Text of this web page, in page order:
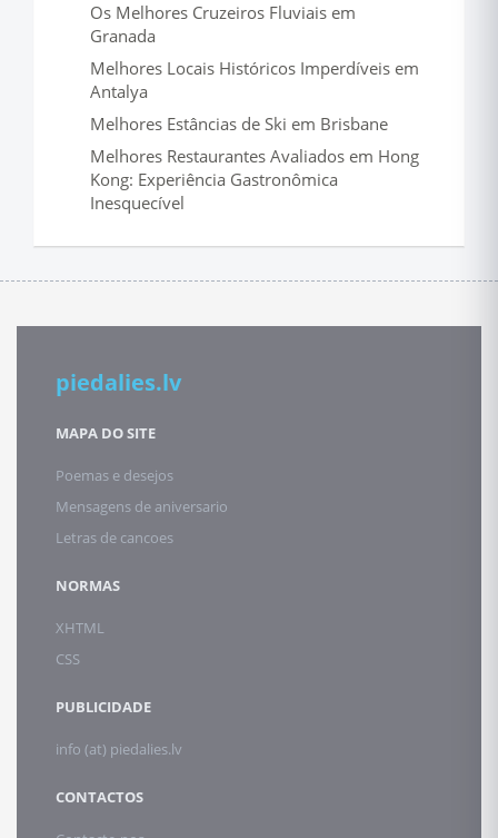
Os Melhores Cruzeiros Fluviais em
Granada
Melhores Locais Históricos Imperdíveis em
Antalya
Melhores Estâncias de Ski em Brisbane
Melhores Restaurantes Avaliados em Hong
Kong: Experiência Gastronômica
Inesquecível
piedalies.lv
MAPA DO SITE
Poemas e desejos
Mensagens de aniversario
Letras de cancoes
NORMAS
XHTML
CSS
PUBLICIDADE
info (at) piedalies.lv
CONTACTOS